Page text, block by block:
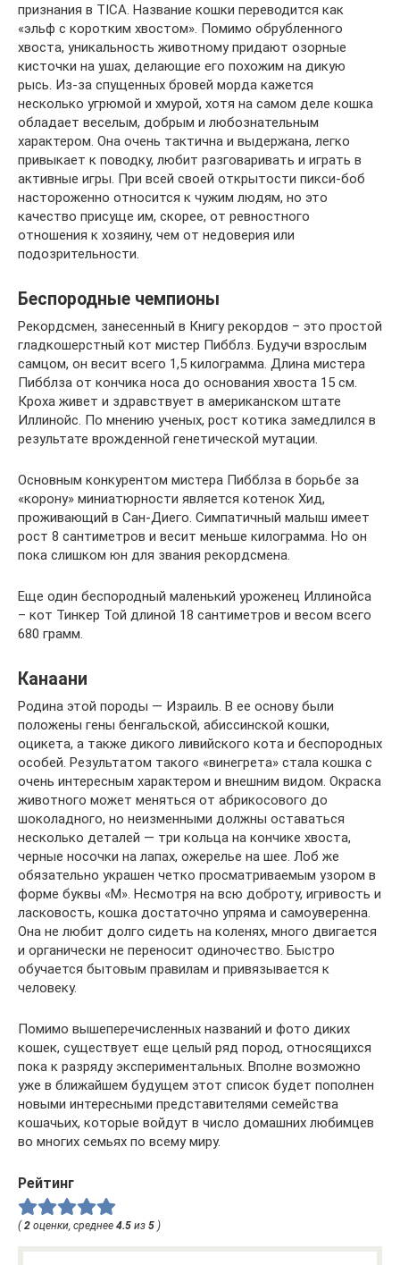
признания в TICA. Название кошки переводится как
«эльф с коротким хвостом». Помимо обрубленного
хвоста, уникальность животному придают озорные
кисточки на ушах, делающие его похожим на дикую
рысь. Из-за спущенных бровей морда кажется
несколько угрюмой и хмурой, хотя на самом деле кошка
обладает веселым, добрым и любознательным
характером. Она очень тактична и выдержана, легко
привыкает к поводку, любит разговаривать и играть в
активные игры. При всей своей открытости пикси-боб
настороженно относится к чужим людям, но это
качество присуще им, скорее, от ревностного
отношения к хозяину, чем от недоверия или
подозрительности.
Беспородные чемпионы
Рекордсмен, занесенный в Книгу рекордов – это простой
гладкошерстный кот мистер Пибблз. Будучи взрослым
самцом, он весит всего 1,5 килограмма. Длина мистера
Пибблза от кончика носа до основания хвоста 15 см.
Кроха живет и здравствует в американском штате
Иллинойс. По мнению ученых, рост котика замедлился в
результате врожденной генетической мутации.
Основным конкурентом мистера Пибблза в борьбе за
«корону» миниатюрности является котенок Хид,
проживающий в Сан-Диего. Симпатичный малыш имеет
рост 8 сантиметров и весит меньше килограмма. Но он
пока слишком юн для звания рекордсмена.
Еще один беспородный маленький уроженец Иллинойса
– кот Тинкер Той длиной 18 сантиметров и весом всего
680 грамм.
Канаани
Родина этой породы — Израиль. В ее основу были
положены гены бенгальской, абиссинской кошки,
оцикета, а также дикого ливийского кота и беспородных
особей. Результатом такого «винегрета» стала кошка с
очень интересным характером и внешним видом. Окраска
животного может меняться от абрикосового до
шоколадного, но неизменными должны оставаться
несколько деталей — три кольца на кончике хвоста,
черные носочки на лапах, ожерелье на шее. Лоб же
обязательно украшен четко просматриваемым узором в
форме буквы «М». Несмотря на всю доброту, игривость и
ласковость, кошка достаточно упряма и самоуверенна.
Она не любит долго сидеть на коленях, много двигается
и органически не переносит одиночество. Быстро
обучается бытовым правилам и привязывается к
человеку.
Помимо вышеперечисленных названий и фото диких
кошек, существует еще целый ряд пород, относящихся
пока к разряду экспериментальных. Вполне возможно
уже в ближайшем будущем этот список будет пополнен
новыми интересными представителями семейства
кошачьих, которые войдут в число домашних любимцев
во многих семьях по всему миру.
Рейтинг
(2 оценки, среднее 4.5 из 5 )